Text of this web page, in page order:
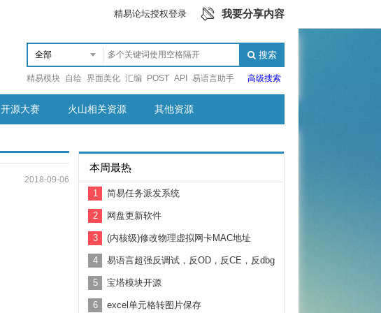
精易论坛授权登录 我要分享内容
搜索
精易模块 自绘 界面美化 汇编 POST API 易语言助手 高级搜索
开源大赛 火山相关资源 其他资源
2018-09-06
本周最热
1 简易任务派发系统
2 网盘更新软件
3 (内核级)修改物理虚拟网卡MAC地址
4 易语言超强反调试，反OD，反CE，反dbg
5 宝塔模块开源
6 excel单元格转图片保存